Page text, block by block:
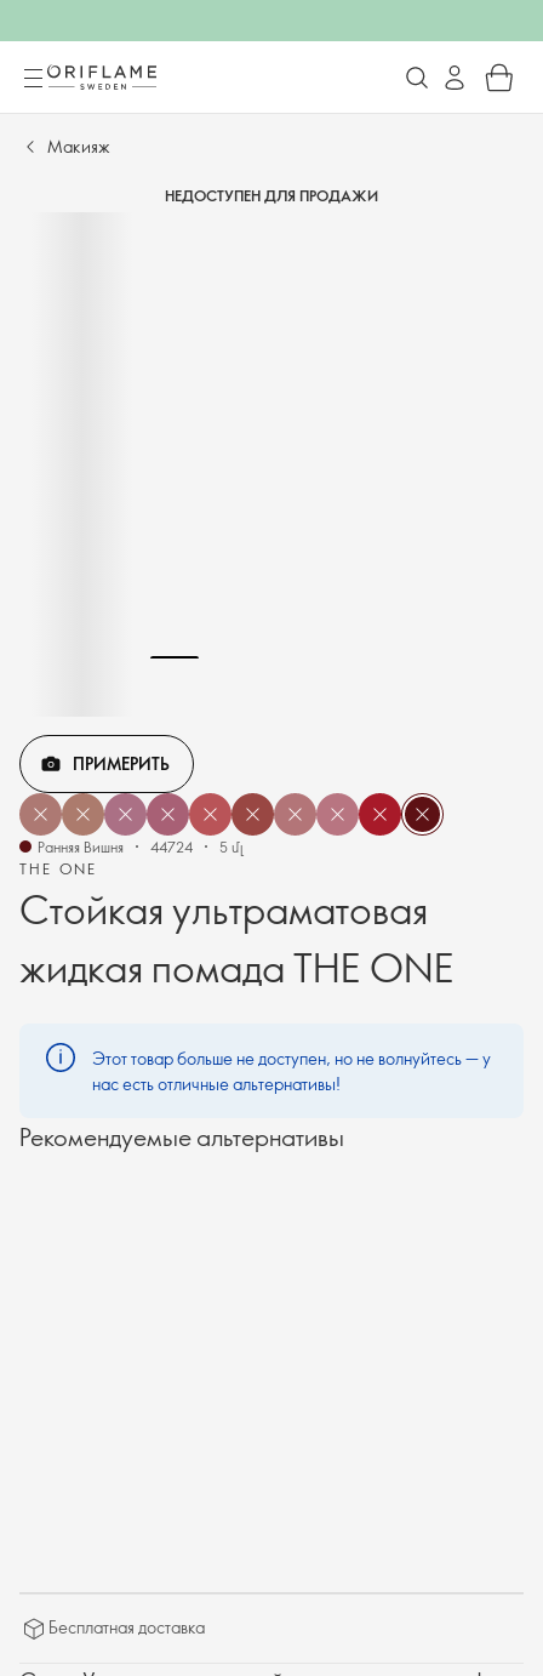
Макияж
НЕДОСТУПЕН ДЛЯ ПРОДАЖИ
THE ONE
Стойкая ультраматовая
жидкая помада THE ONE
ПРИМЕРИТЬ
Ранняя Вишня 44724 5 մլ
Этот товар больше не доступен, но не волнуйтесь — у
нас есть отличные альтернативы!
Рекомендуемые альтернативы
Бесплатная доставка